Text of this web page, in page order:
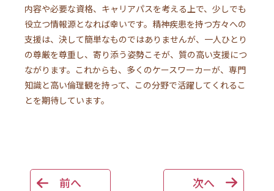
内容や必要な資格、キャリアパスを考える上で、少しでも
役立つ情報源となれば幸いです。精神疾患を持つ方々への
支援は、決して簡単なものではありませんが、一人ひとり
の尊厳を尊重し、寄り添う姿勢こそが、質の高い支援につ
ながります。これからも、多くのケースワーカーが、専門
知識と高い倫理観を持って、この分野で活躍してくれるこ
とを期待しています。
前へ 次へ